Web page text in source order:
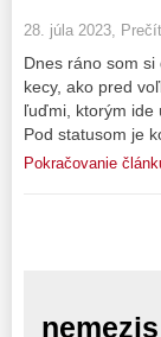
28. júla 2023,
Dnes ráno som
kecy, ako pred
ľuďmi, ktorým ide
Pod statusom je
Pokračovanie
nemezis